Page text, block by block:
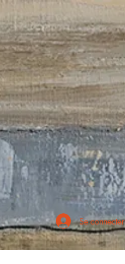
Se connecter